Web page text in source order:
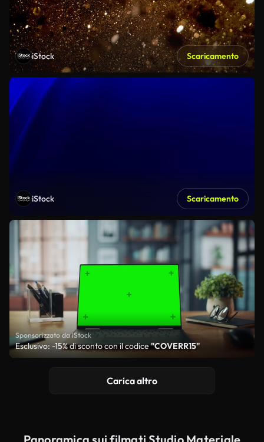
iStock Scaricamento
iStock Scaricamento
Sponsorizzato da iStock
Esclusivo: -15% di sconto con il codice"COVERR15"
Carica altro